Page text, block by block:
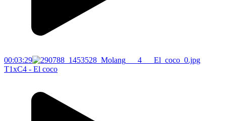
00:03:29
T1xC4 - El coco